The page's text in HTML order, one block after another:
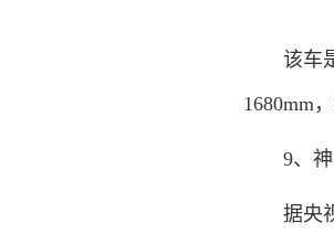
该车是
1680mm
9、神十
据央视